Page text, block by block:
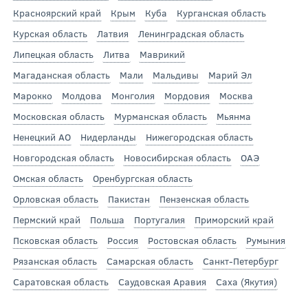
Красноярский край
Крым Куба
Курганская область
Курская область
Латвия
Ленинградская область
Липецкая область
Литва
Маврикий
Магаданская область
Мали Мальдивы
Марий Эл
Марокко
Молдова Монголия Мордовия
Москва
Московская область
Мурманская область
Мьянма
Ненецкий АО
Нидерланды
Нижегородская область
Новгородская область
Новосибирская область
ОАЭ
Омская область
Оренбургская область
Орловская область
Пакистан
Пензенская область
Пермский край
Польша Португалия
Приморский край
Псковская область
Россия Ростовская область
Румыния
Рязанская область
Самарская область
Санкт-Петербург
Саратовская область
Саудовская Аравия
Саха (Якутия)